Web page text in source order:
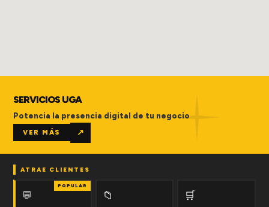
SERVICIOS UGA
Potencia la presencia digital de tu negocio
VER MÁS ↗
ATRAE CLIENTES
POPULAR
💬 📁 🛒